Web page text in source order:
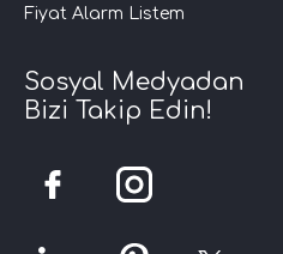
Fiyat Alarm Listem
Sosyal Medyadan
Bizi Takip Edin!